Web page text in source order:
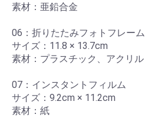
素材：亜鉛合金
06：折りたたみフォトフレーム
サイズ：11.8 × 13.7cm
素材：プラスチック、アクリル
07：インスタントフィルム
サイズ：9.2cm × 11.2cm
素材：紙